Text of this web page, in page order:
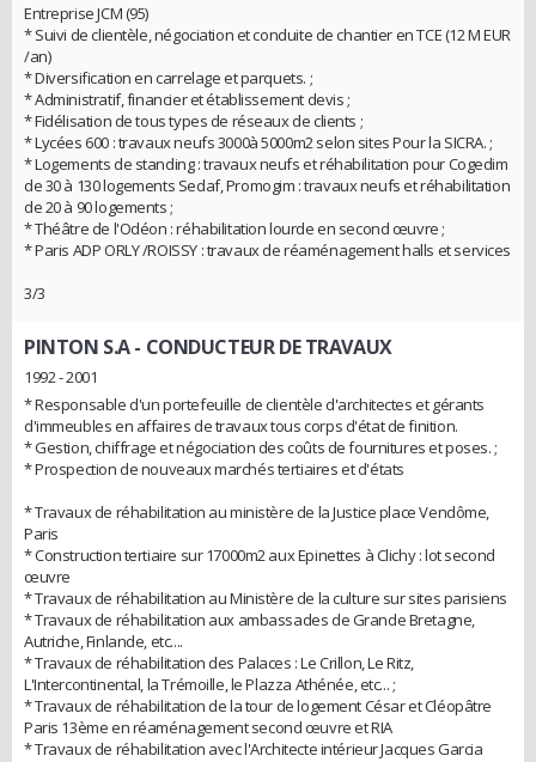
Entreprise JCM (95)
* Suivi de clientèle, négociation et conduite de chantier en TCE (12 M EUR
/an)
* Diversification en carrelage et parquets. ;
* Administratif, financier et établissement devis ;
* Fidélisation de tous types de réseaux de clients ;
* Lycées 600 : travaux neufs 3000à 5000m2 selon sites Pour la SICRA. ;
* Logements de standing : travaux neufs et réhabilitation pour Cogedim
de 30 à 130 logements Sedaf, Promogim : travaux neufs et réhabilitation
de 20 à 90 logements ;
* Théâtre de l'Odéon : réhabilitation lourde en second œuvre ;
* Paris ADP ORLY /ROISSY : travaux de réaménagement halls et services
3/3
PINTON S.A- CONDUCTEUR DE TRAVAUX
1992 - 2001
* Responsable d'un portefeuille de clientèle d'architectes et gérants
d'immeubles en affaires de travaux tous corps d'état de finition.
* Gestion, chiffrage et négociation des coûts de fournitures et poses. ;
* Prospection de nouveaux marchés tertiaires et d'états
* Travaux de réhabilitation au ministère de la Justice place Vendôme,
Paris
* Construction tertiaire sur 17000m2 aux Epinettes à Clichy : lot second
œuvre
* Travaux de réhabilitation au Ministère de la culture sur sites parisiens
* Travaux de réhabilitation aux ambassades de Grande Bretagne,
Autriche, Finlande, etc....
* Travaux de réhabilitation des Palaces : Le Crillon, Le Ritz,
L'Intercontinental, la Trémoille, le Plazza Athénée, etc... ;
* Travaux de réhabilitation de la tour de logement César et Cléopâtre
Paris 13ème en réaménagement second œuvre et RIA
* Travaux de réhabilitation avec l'Architecte intérieur Jacques Garcia